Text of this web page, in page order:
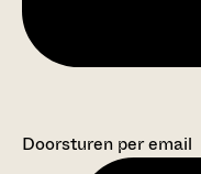
Doorsturen per email